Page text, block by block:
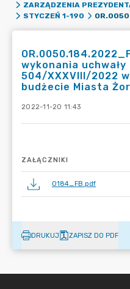
ZARZĄDZENIA
STYCZEŃ 1-190
wykonania uchwały
504/XXXVIII/2022
budżecie Miasta
2022-11-20 11:43
ZAŁĄCZNIKI
0184_FB.pdf
DRUKUJ ZAPISZ DO PDF